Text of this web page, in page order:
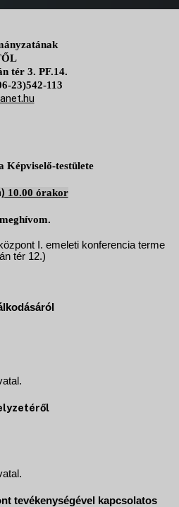
tér 3. PF.14.
23)542-113
Képviselő-testülete
10.00 órakor
I. emeleti konferencia terme
tér 12.)
tevékenységével kapcsolatos